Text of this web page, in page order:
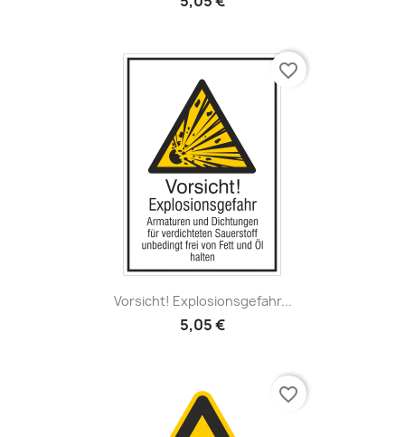
Vorsicht! Explosionsgefahr...
5,05 €
favorite_border
favorite_border